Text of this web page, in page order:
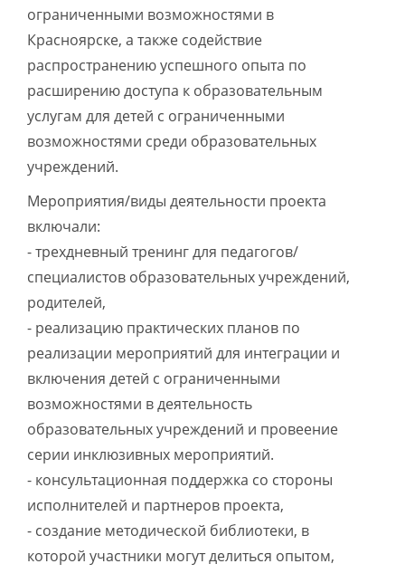
ограниченными возможностями в
Красноярске, а также содействие
распространению успешного опыта по
расширению доступа к образовательным
услугам для детей с ограниченными
возможностями среди образовательных
учреждений.
Мероприятия/виды деятельности проекта
включали:
- трехдневный тренинг для педагогов/
специалистов образовательных учреждений,
родителей,
- реализацию практических планов по
реализации мероприятий для интеграции и
включения детей с ограниченными
возможностями в деятельность
образовательных учреждений и провеение
серии инклюзивных мероприятий.
- консультационная поддержка со стороны
исполнителей и партнеров проекта,
- создание методической библиотеки, в
которой участники могут делиться опытом,